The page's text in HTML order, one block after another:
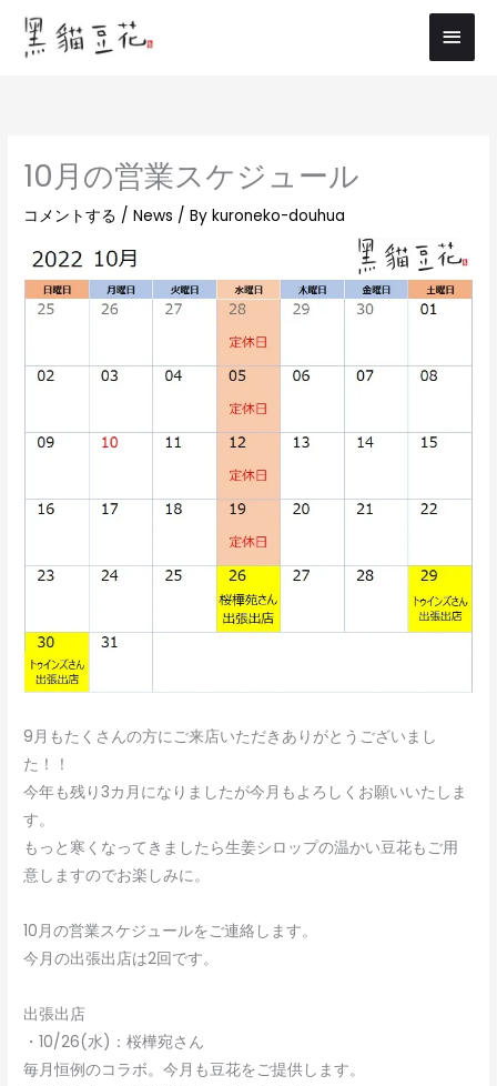
メ
イ
ー
10月の営業スケジュール
コメントする /News / Bykuroneko-douhua
9月もたくさんの方にご来店いただきありがとうございまし
た！！
今年も残り3カ月になりましたが今月もよろしくお願いいたしま
す。
もっと寒くなってきましたら生姜シロップの温かい豆花もご用
意しますのでお楽しみに。
10月の営業スケジュールをご連絡します。
今月の出張出店は2回です。
出張出店
・10/26(水)：桜樺宛さん
毎月恒例のコラボ。今月も豆花をご提供します。